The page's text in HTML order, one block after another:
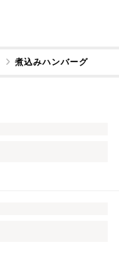
煮込みハンバーグ